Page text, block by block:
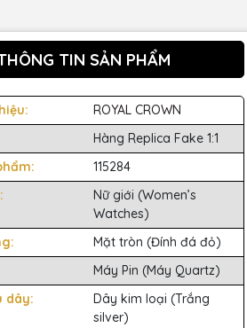
TIN SẢN PHẨM
ROYAL CROWN
Hàng Replica Fake 1:1
115284
Nữ giới (Women’s
Watches)
Mặt tròn (Đính đá đỏ)
Máy Pin (Máy Quartz)
dây:
Dây kim loại (Trắng
silver)